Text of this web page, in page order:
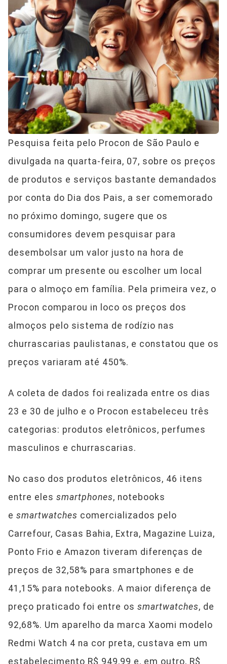
Pesquisa feita pelo Procon de São Paulo e
divulgada na quarta-feira, 07, sobre os preços
de produtos e serviços bastante demandados
por conta do Dia dos Pais, a ser comemorado
no próximo domingo, sugere que os
consumidores devem pesquisar para
desembolsar um valor justo na hora de
comprar um presente ou escolher um local
para o almoço em família. Pela primeira vez, o
Procon comparou in loco os preços dos
almoços pelo sistema de rodízio nas
churrascarias paulistanas, e constatou que os
preços variaram até 450%.
A coleta de dados foi realizada entre os dias
23 e 30 de julho e o Procon estabeleceu três
categorias: produtos eletrônicos, perfumes
masculinos e churrascarias.
No caso dos produtos eletrônicos, 46 itens
entre eles smartphones, notebooks
e smartwatches comercializados pelo
Carrefour, Casas Bahia, Extra, Magazine Luiza,
Ponto Frio e Amazon tiveram diferenças de
preços de 32,58% para smartphones e de
41,15% para notebooks. A maior diferença de
preço praticado foi entre os smartwatches, de
92,68%. Um aparelho da marca Xaomi modelo
Redmi Watch 4 na cor preta, custava em um
estabelecimento R$ 949,99 e, em outro, R$